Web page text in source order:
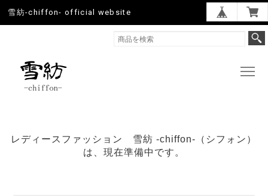
雪紡-chiffon- official website
レディースファッション 雪紡 -chiffon-（シフォン）
は、現在準備中です。